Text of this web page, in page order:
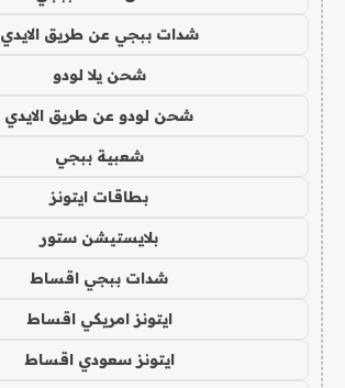
شدات ببجي عن طريق الايدي
شحن يلا لودو
شحن لودو عن طريق الايدي
شعبية ببجي
بطاقات ايتونز
بلايستيشن ستور
شدات ببجي اقساط
ايتونز امريكي اقساط
ايتونز سعودي اقساط